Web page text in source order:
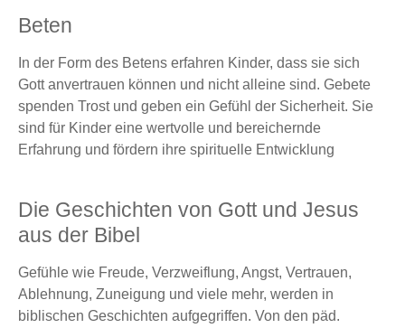
Beten
In der Form des Betens erfahren Kinder, dass sie sich
Gott anvertrauen können und nicht alleine sind. Gebete
spenden Trost und geben ein Gefühl der Sicherheit. Sie
sind für Kinder eine wertvolle und bereichernde
Erfahrung und fördern ihre spirituelle Entwicklung
Die Geschichten von Gott und Jesus
aus der Bibel
Gefühle wie Freude, Verzweiflung, Angst, Vertrauen,
Ablehnung, Zuneigung und viele mehr, werden in
biblischen Geschichten aufgegriffen. Von den päd.